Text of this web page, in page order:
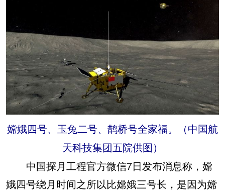
嫦娥四号、玉兔二号、鹊桥号全家福。（中国航
天科技集团五院供图）
中国探月工程官方微信7日发布消息称，嫦
娥四号绕月时间之所以比嫦娥三号长，是因为嫦